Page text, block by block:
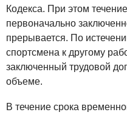
Кодекса. При этом
первоначально
прерывается. По
спортсмена к другому
заключенный трудовой
объеме.
В течение срока